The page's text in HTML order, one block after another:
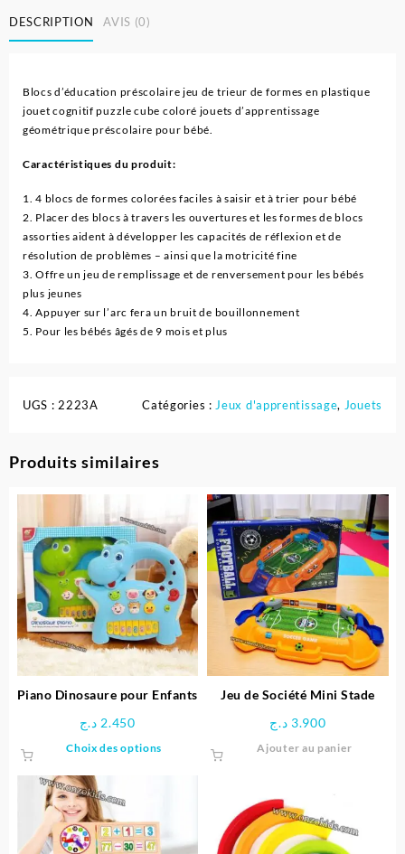
DESCRIPTION AVIS (0)
Blocs d’éducation préscolaire jeu de trieur de formes en plastique
jouet cognitif puzzle cube coloré jouets d’apprentissage
géométrique préscolaire pour bébé.
Caractéristiques du produit:
1. 4 blocs de formes colorées faciles à saisir et à trier pour bébé
2. Placer des blocs à travers les ouvertures et les formes de blocs
assorties aident à développer les capacités de réflexion et de
résolution de problèmes – ainsi que la motricité fine
3. Offre un jeu de remplissage et de renversement pour les bébés
plus jeunes
4. Appuyer sur l’arc fera un bruit de bouillonnement
5. Pour les bébés âgés de 9 mois et plus
UGS : 2223A Catégories : Jeux d'apprentissage, Jouets
Produits similaires
Piano Dinosaure pour Enfants
2.450 د.ج
Choix des options
variations.
Jeu de Société Mini Stade
3.900 د.ج
Ajouter au panier